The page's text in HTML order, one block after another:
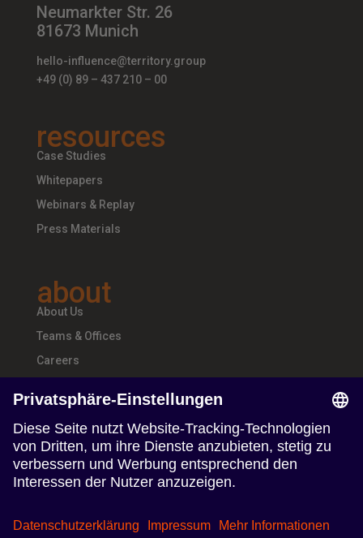
Neumarkter Str. 26
81673 Munich
hello-influence@territory.group
+49 (0) 89 – 437 210 – 00
resources
Case Studies
Whitepapers
Webinars & Replay
Press Materials
about
About Us
Teams & Offices
Careers
follow us
Follow us on Linkedin
Follow us on Instagram